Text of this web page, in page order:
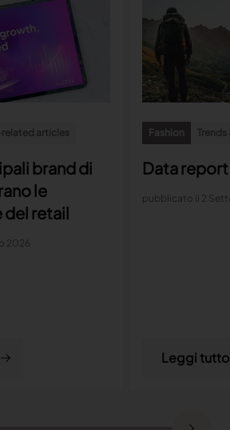
articles
brand di
le
del retail
2026
Fashion
Data
pubblicato il 2
Leggi tutto